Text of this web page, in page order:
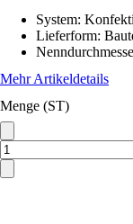
System:
Lieferform:
Mehr Artikeldetails
Menge (ST)